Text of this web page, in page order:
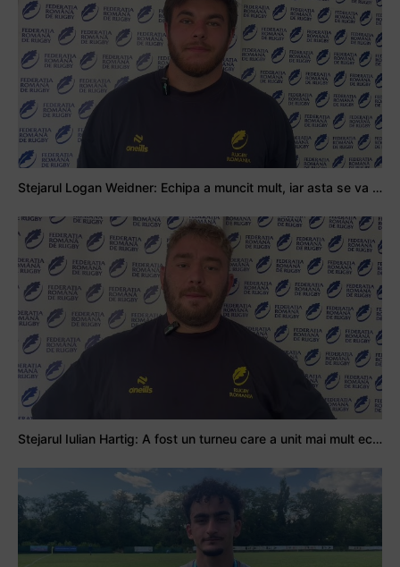
Stejarul Logan Weidner: Echipa a muncit mult, iar asta se va vedea în meciurile de la Nations Cup
Stejarul Iulian Hartig: A fost un turneu care a unit mai mult echipa